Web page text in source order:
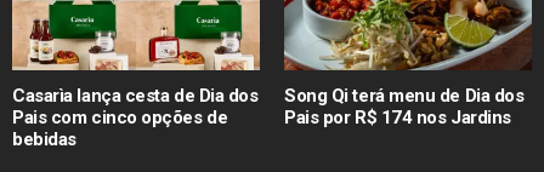
Casarìa lança cesta de Dia dos
Pais com cinco opções de
bebidas
Song Qi terá menu de Dia dos
Pais por R$ 174 nos Jardins